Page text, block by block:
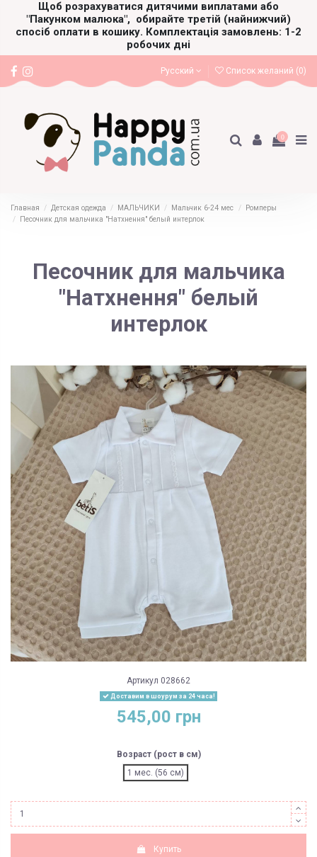
Щоб розрахуватися дитячими виплатами або
"Пакунком малюка", обирайте третій (найнижчий)
спосіб оплати в кошику. Комплектація замовлень: 1-2
робочих дні
Русский Список желаний (0)
0
Главная Детская одежда МАЛЬЧИКИ Мальчик 6-24 мес
Ромперы
Песочник для мальчика "Натхнення" белый интерлок
Песочник для мальчика
"Натхнення" белый
интерлок
Артикул 028662
Доставим в шоурум за 24 часа!
545,00 грн
Возраст (рост в см)
1 мес. (56 см)
Купить